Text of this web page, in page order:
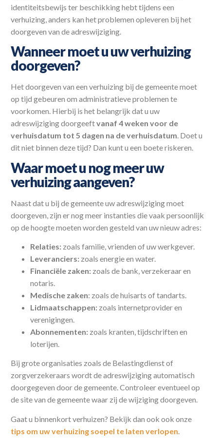
identiteitsbewijs ter beschikking hebt tijdens een
verhuizing, anders kan het problemen opleveren bij het
doorgeven van de adreswijziging.
Wanneer moet u uw verhuizing
doorgeven?
Het doorgeven van een verhuizing bij de gemeente moet
op tijd gebeuren om administratieve problemen te
voorkomen. Hierbij is het belangrijk dat u uw
adreswijziging doorgeeftvanaf 4 weken voor de
verhuisdatum tot 5 dagen na de verhuisdatum. Doet u
dit niet binnen deze tijd? Dan kunt u een boete riskeren.
Waar moet u nog meer uw
verhuizing aangeven?
Naast dat u bij de gemeente uw adreswijziging moet
doorgeven, zijn er nog meer instanties die vaak persoonlijk
op de hoogte moeten worden gesteld van uw nieuw adres:
Relaties: zoals familie, vrienden of uw werkgever.
Leveranciers: zoals energie en water.
Financiële zaken: zoals de bank, verzekeraar en
notaris.
Medische zaken: zoals de huisarts of tandarts.
Lidmaatschappen: zoals internetprovider en
verenigingen.
Abonnementen: zoals kranten, tijdschriften en
loterijen.
Bij grote organisaties zoals de Belastingdienst of
zorgverzekeraars wordt de adreswijziging automatisch
doorgegeven door de gemeente. Controleer eventueel op
de site van de gemeente waar zij de wijziging doorgeven.
Gaat u binnenkort verhuizen? Bekijk dan ook ook onze
tips om uw verhuizing soepel te laten verlopen